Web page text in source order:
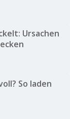
Ursachen
So laden